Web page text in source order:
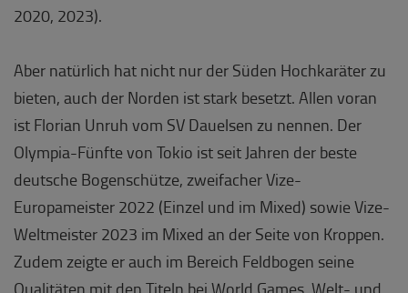
2020, 2023).
Aber natürlich hat nicht nur der Süden Hochkaräter zu
bieten, auch der Norden ist stark besetzt. Allen voran
ist Florian Unruh vom SV Dauelsen zu nennen. Der
Olympia-Fünfte von Tokio ist seit Jahren der beste
deutsche Bogenschütze, zweifacher Vize-
Europameister 2022 (Einzel und im Mixed) sowie Vize-
Weltmeister 2023 im Mixed an der Seite von Kroppen.
Zudem zeigte er auch im Bereich Feldbogen seine
Qualitäten mit den Titeln bei World Games, Welt- und